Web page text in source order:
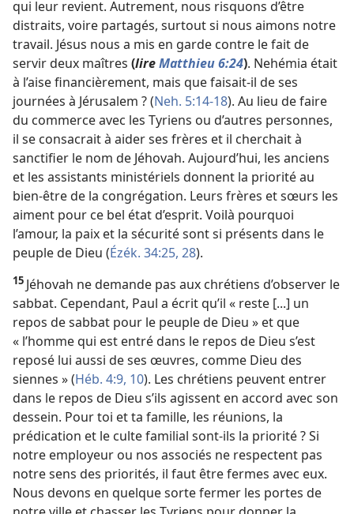
qui leur revient. Autrement, nous risquons d’être
distraits, voire partagés, surtout si nous aimons notre
travail. Jésus nous a mis en garde contre le fait de
servir deux maîtres (lireMatthieu 6:24). Nehémia était
à l’aise financièrement, mais que faisait-il de ses
journées à Jérusalem ? (Neh. 5:14-18). Au lieu de faire
du commerce avec les Tyriens ou d’autres personnes,
il se consacrait à aider ses frères et il cherchait à
sanctifier le nom de Jéhovah. Aujourd’hui, les anciens
et les assistants ministériels donnent la priorité au
bien-être de la congrégation. Leurs frères et sœurs les
aiment pour ce bel état d’esprit. Voilà pourquoi
l’amour, la paix et la sécurité sont si présents dans le
peuple de Dieu (Ézék. 34:25, 28).
15 Jéhovah ne demande pas aux chrétiens d’observer le
sabbat. Cependant, Paul a écrit qu’il « reste [...] un
repos de sabbat pour le peuple de Dieu » et que
« l’homme qui est entré dans le repos de Dieu s’est
reposé lui aussi de ses œuvres, comme Dieu des
siennes » (Héb. 4:9, 10). Les chrétiens peuvent entrer
dans le repos de Dieu s’ils agissent en accord avec son
dessein. Pour toi et ta famille, les réunions, la
prédication et le culte familial sont-ils la priorité ? Si
notre employeur ou nos associés ne respectent pas
notre sens des priorités, il faut être fermes avec eux.
Nous devons en quelque sorte fermer les portes de